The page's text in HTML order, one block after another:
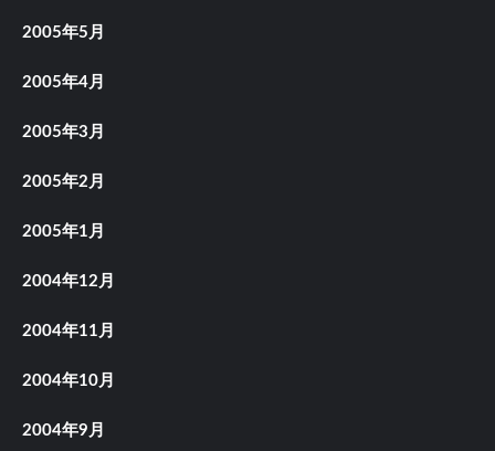
2005年5月
2005年4月
2005年3月
2005年2月
2005年1月
2004年12月
2004年11月
2004年10月
2004年9月